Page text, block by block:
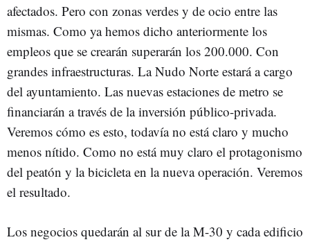
afectados. Pero con zonas verdes y de ocio entre las
mismas. Como ya hemos dicho anteriormente los
empleos que se crearán superarán los 200.000. Con
grandes infraestructuras. La Nudo Norte estará a cargo
del ayuntamiento. Las nuevas estaciones de metro se
financiarán a través de la inversión público-privada.
Veremos cómo es esto, todavía no está claro y mucho
menos nítido. Como no está muy claro el protagonismo
del peatón y la bicicleta en la nueva operación. Veremos
el resultado.
Los negocios quedarán al sur de la M-30 y cada edificio